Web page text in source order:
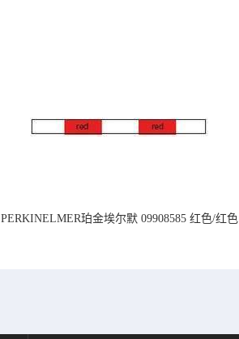
PERKINELMER珀金埃尔默 09908585 红色/红色